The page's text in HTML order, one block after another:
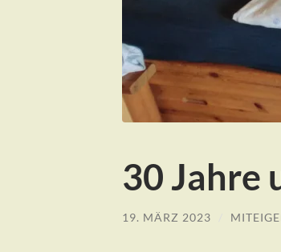
30 Jahre
19. MÄRZ 2023